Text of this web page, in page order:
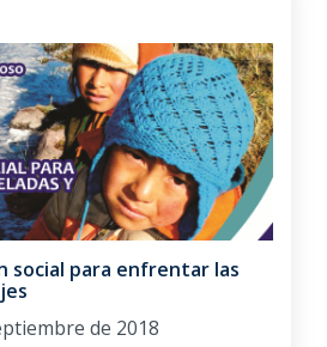
social para enfrentar las
de 2018